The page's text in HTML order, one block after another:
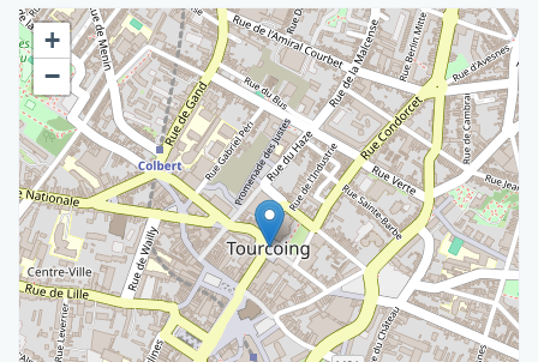
+
−